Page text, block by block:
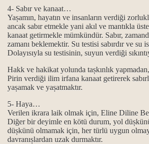
4- Sabır ve kanaat…
Yașamın, hayatın ve insanların verdiği
ancak sabır etmekle yani akıl ve mantıkla
kanaat getirmekle mümkündür. Sabır,
zamanı beklemektir. Su testisi sabırdır ve su
Dolayısıyla su testisinin, suyun verdiği
Hakk ve hakikat yolunda tașkınlık
Pirin verdiği ilim irfana kanaat getirerek
yașamak ve yașatmaktır.
5- Haya…
Verilen ikrara laik olmak için, Eline Diline
Diğer bir deyimle en kötü durum, yol
düșkünü olmamak için, her türlü uygun
davranıșlardan uzak durmaktır.
erkanı
ol ilkeleri.